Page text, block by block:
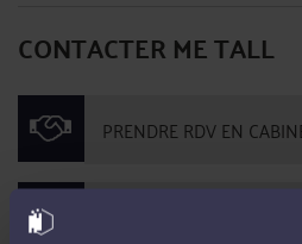
CONTACTER ME TALL
PRENDRE RDV EN